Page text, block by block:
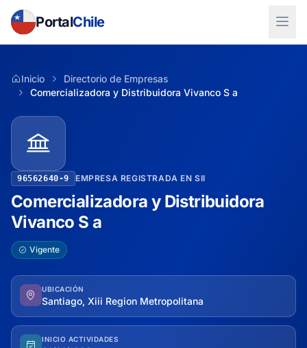
PortalChile
Inicio
Directorio de Empresas
Comercializadora y Distribuidora Vivanco S a
96562640-9 EMPRESA REGISTRADA EN SII
Comercializadora y Distribuidora
Vivanco S a
Vigente
UBICACIÓN
Santiago, Xiii Region Metropolitana
INICIO ACTIVIDADES